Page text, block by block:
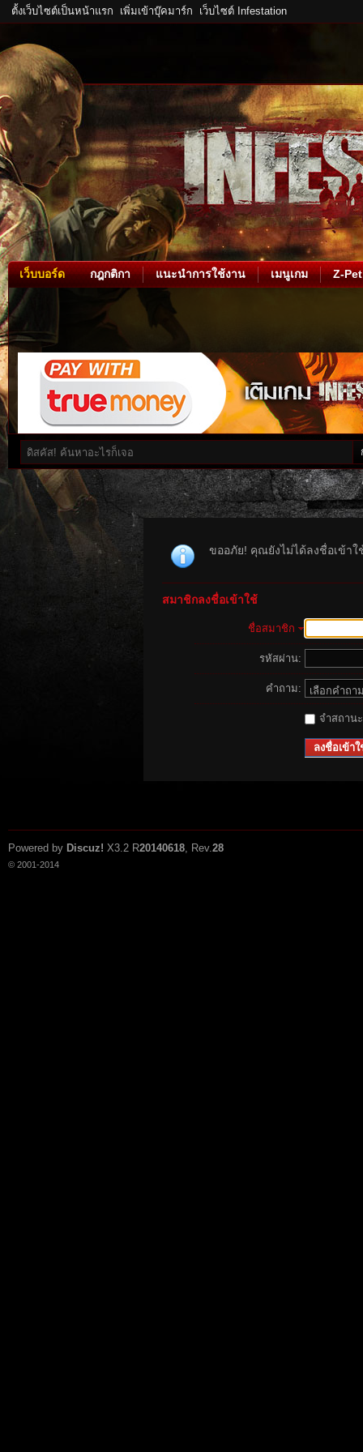
ตั้งเว็บไซต์เป็นหน้าแรก เพิ่มเข้าบุ๊คมาร์ก เว็บไซต์ Infestation
เว็บบอร์ด กฎกติกา แนะนำการใช้งาน เมนูเกม Z-Pet
ขออภัย! คุณยังไม่ได้ลงชื่อเข้า
สมาชิกลงชื่อเข้าใช้
ชื่อสมาชิก
รหัสผ่าน:
คำถาม:
จำสถาน
ลงชื่อเข้าใ
Powered by Discuz! X3.2 R20140618, Rev.28
© 2001-2014